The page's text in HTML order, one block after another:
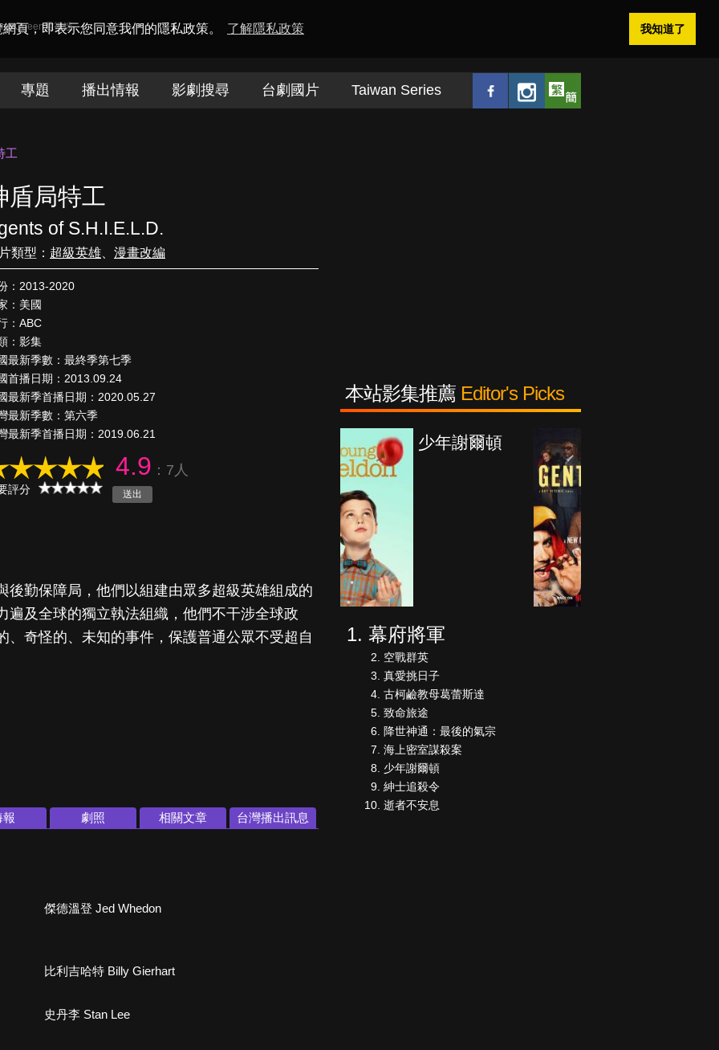
頁，即表示您同意我們的隱私政策。 了解隱私政策 我知道了
電視迷
專題 播出情報 影劇搜尋 台劇國片 Taiwan Series
工
盾局特工
of S.H.I.E.L.D.
類型： 超級英雄 漫畫改編
：2013-2020
：美國
：ABC
：影集
最新季數：最終季第七季
首播日期：2013.09.24
最新季首播日期：2020.05.27
最新季數：第六季
最新季首播日期：2019.06.21
4.9 ：7人
評分
後勤保障局，他們以組建由眾多超級英雄組成的
遍及全球的獨立執法組織，他們不干涉全球政
、奇怪的、未知的事件，保護普通公眾不受超自
報 劇照 相關文章 台灣播出訊息
傑德溫登 Jed Whedon
比利吉哈特 Billy Gierhart
史丹李 Stan Lee
本站影集推薦 Editor's Picks
密室謀殺
紳士追殺令
幕府將軍
空戰群英
真愛挑日子
古柯鹼教母葛蕾斯達
致命旅途
降世神通：最後的氣宗
海上密室謀殺案
少年謝爾頓
紳士追殺令
逝者不安息